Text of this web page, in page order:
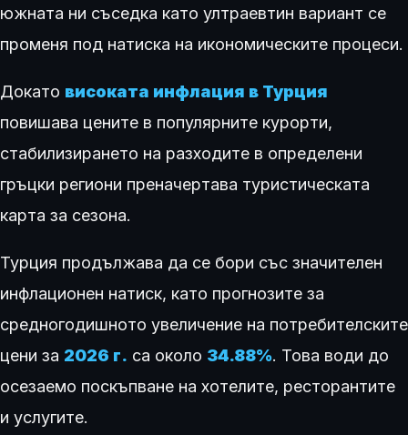
южната ни съседка като ултраевтин вариант се
променя под натиска на икономическите процеси.
Докато високата инфлация в Турция
повишава цените в популярните курорти,
стабилизирането на разходите в определени
гръцки региони преначертава туристическата
карта за сезона.
Турция продължава да се бори със значителен
инфлационен натиск, като прогнозите за
средногодишното увеличение на потребителските
цени за 2026 г. са около 34.88%. Това води до
осезаемо поскъпване на хотелите, ресторантите
и услугите.